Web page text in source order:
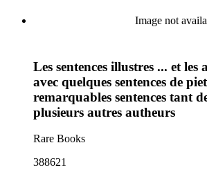
Image not
Les sentences illustres ... et les
avec quelques sentences de
remarquables sentences tant
plusieurs autres autheurs
Rare Books
388621